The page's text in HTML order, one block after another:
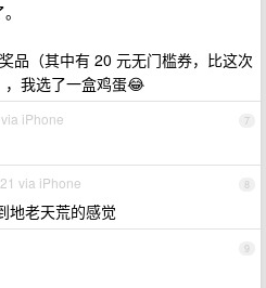
品（其中有 20 元无门槛券，比这次
我选了一盒鸡蛋😂
7
iPhone
8
via iPhone
地老天荒的感觉
9